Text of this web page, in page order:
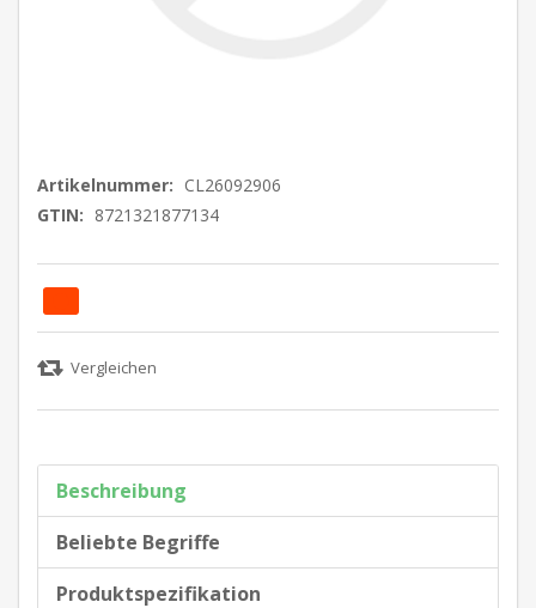
Artikelnummer: CL26092906
GTIN: 8721321877134
Beschreibung
Beliebte Begriffe
Produktspezifikation